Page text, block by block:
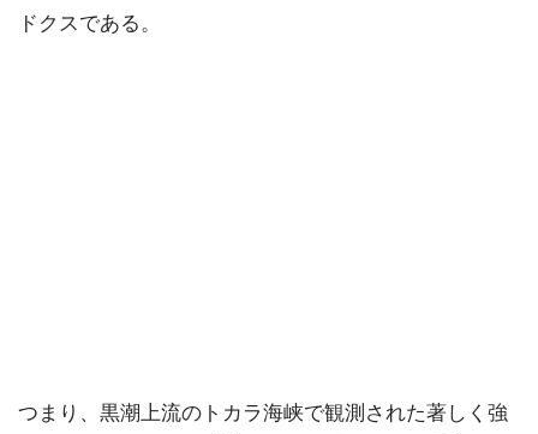
ドクスである。
つまり、黒潮上流のトカラ海峡で観測された著しく強